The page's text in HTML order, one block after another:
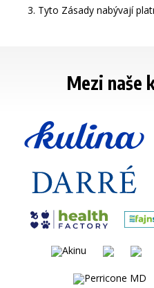
Tyto Zásady nabývají
Mezi naše